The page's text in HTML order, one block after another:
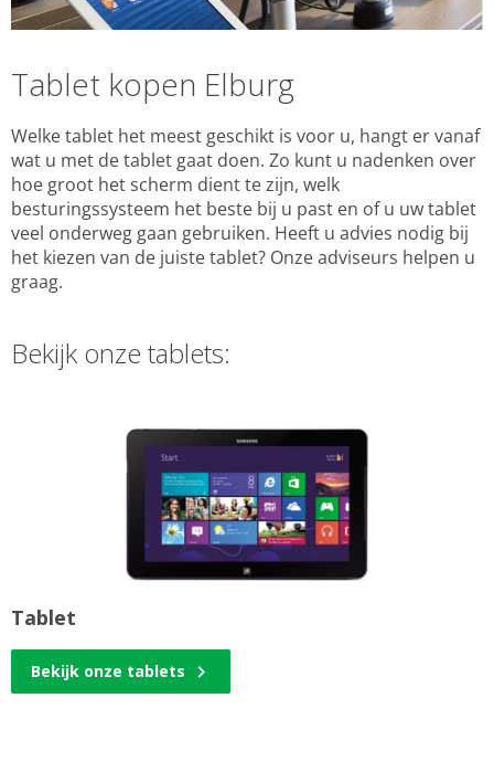
Tablet kopen Elburg
Welke tablet het meest geschikt is voor u, hangt er vanaf
wat u met de tablet gaat doen. Zo kunt u nadenken over
hoe groot het scherm dient te zijn, welk
besturingssysteem het beste bij u past en of u uw tablet
veel onderweg gaan gebruiken. Heeft u advies nodig bij
het kiezen van de juiste tablet? Onze adviseurs helpen u
graag.
Bekijk onze tablets:
Tablet
Bekijk onze tablets